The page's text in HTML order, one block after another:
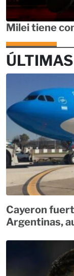
Milei tiene
Cayeron
Argentinas,